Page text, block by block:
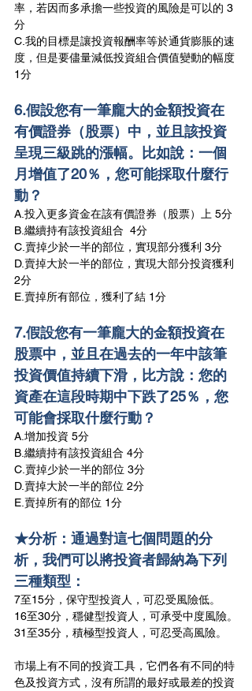
率，若因而多承擔一些投資的風險是可以的 3
分
C.我的目標是讓投資報酬率等於通貨膨脹的速
度，但是要儘量減低投資組合價值變動的幅度
1分
6.假設您有一筆龐大的金額投資在
有價證券（股票）中，並且該投資
呈現三級跳的漲幅。比如說：一個
月增值了20％，您可能採取什麼行
動？
A.投入更多資金在該有價證券（股票）上 5分
B.繼續持有該投資組合  4分
C.賣掉少於一半的部位，實現部分獲利 3分
D.賣掉大於一半的部位，實現大部分投資獲利
2分
E.賣掉所有部位，獲利了結 1分
7.假設您有一筆龐大的金額投資在
股票中，並且在過去的一年中該筆
投資價值持續下滑，比方說：您的
資產在這段時期中下跌了25％，您
可能會採取什麼行動？
A.增加投資 5分
B.繼續持有該投資組合 4分
C.賣掉少於一半的部位 3分
D.賣掉大於一半的部位 2分
E.賣掉所有的部位 1分
★分析：通過對這七個問題的分
析，我們可以將投資者歸納為下列
三種類型：
7至15分，保守型投資人，可忍受風險低。
16至30分，穩健型投資人，可承受中度風險。
31至35分，積極型投資人，可忍受高風險。
市場上有不同的投資工具，它們各有不同的特
色及投資方式，沒有所謂的最好或最差的投資